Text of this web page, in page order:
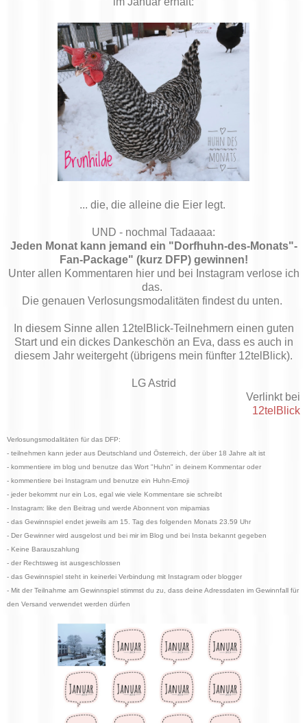
... die, die alleine die Eier legt.
UND - nochmal Tadaaaa:
Jeden Monat kann jemand ein "Dorfhuhn-des-Monats"-
Fan-Package" (kurz DFP) gewinnen!
Unter allen Kommentaren hier und bei Instagram verlose ich
das.
Die genauen Verlosungsmodalitäten findest du unten.
In diesem Sinne allen 12telBlick-Teilnehmern einen guten
Start und ein dickes Dankeschön an Eva, dass es auch in
diesem Jahr weitergeht (übrigens mein fünfter 12telBlick).
LG Astrid
Verlinkt bei
12telBlick
Verlosungsmodalitäten für das DFP:
- teilnehmen kann jeder aus Deutschland und Österreich, der über 18 Jahre alt ist
- kommentiere im blog und benutze das Wort "Huhn" in deinem Kommentar oder
- kommentiere bei Instagram und benutze ein Huhn-Emoji
- jeder bekommt nur ein Los, egal wie viele Kommentare sie schreibt
- Instagram: like den Beitrag und werde Abonnent von mipamias
- das Gewinnspiel endet jeweils am 15. Tag des folgenden Monats 23.59 Uhr
- Der Gewinner wird ausgelost und bei mir im Blog und bei Insta bekannt gegeben
- Keine Barauszahlung
- der Rechtsweg ist ausgeschlossen
- das Gewinnspiel steht in keinerlei Verbindung mit Instagram oder blogger
- Mit der Teilnahme am Gewinnspiel stimmst du zu, dass deine Adressdaten im Gewinnfall für
den Versand verwendet werden dürfen